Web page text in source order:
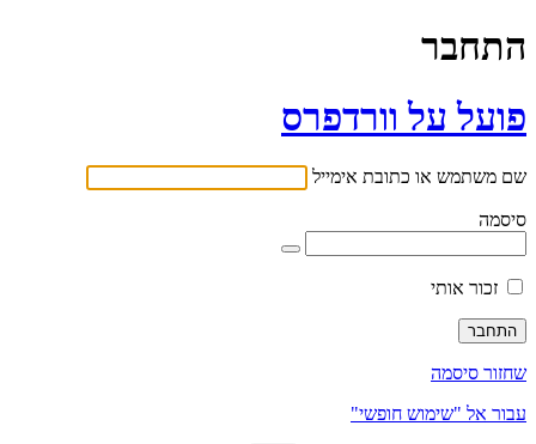
התחבר
פועל על וורדפרס
שם משתמש או כתובת אימייל
סיסמה
זכור אותי
שחזור סיסמה
עבור אל "שימוש חופשי"